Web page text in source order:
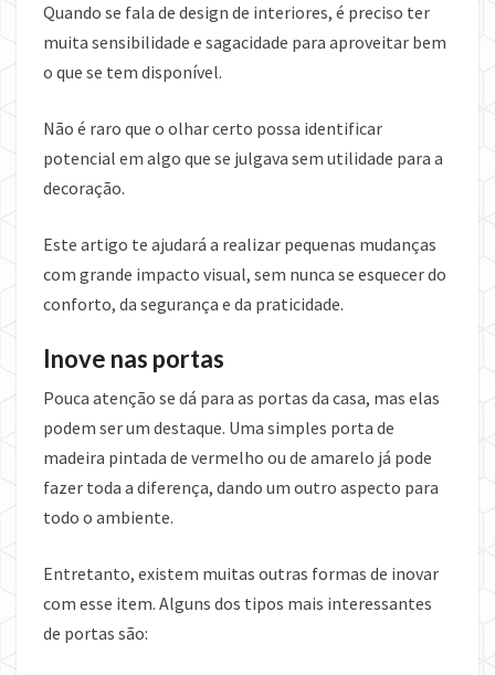
CASA
Quando se fala de design de interiores, é preciso ter
muita sensibilidade e sagacidade para aproveitar bem
o que se tem disponível.
Não é raro que o olhar certo possa identificar
potencial em algo que se julgava sem utilidade para a
decoração.
Este artigo te ajudará a realizar pequenas mudanças
com grande impacto visual, sem nunca se esquecer do
conforto, da segurança e da praticidade.
Inove nas portas
Pouca atenção se dá para as portas da casa, mas elas
podem ser um destaque. Uma simples porta de
madeira pintada de vermelho ou de amarelo já pode
fazer toda a diferença, dando um outro aspecto para
todo o ambiente.
Entretanto, existem muitas outras formas de inovar
com esse item. Alguns dos tipos mais interessantes
de portas são: